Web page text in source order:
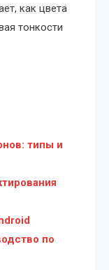
как цвета
тонкости
типы и
по